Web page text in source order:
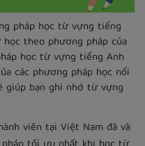
pháp học từ vựng tiếng
theo phương pháp của
học từ vựng tiếng Anh
các phương pháp học nổi
giúp bạn ghi nhớ từ vựng
viên tại Việt Nam đã và